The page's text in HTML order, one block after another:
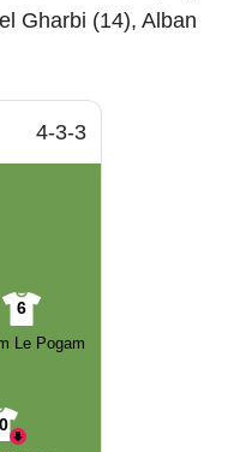
Gharbi (14), Alban
4-3-3
6
Le Pogam